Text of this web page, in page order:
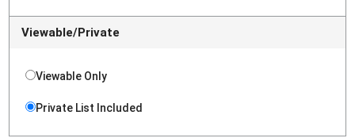
Viewable/Private
Viewable Only
Private List Included